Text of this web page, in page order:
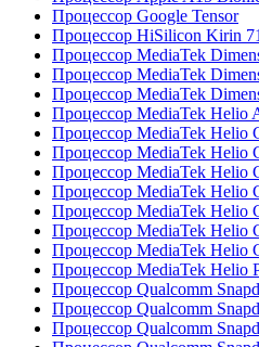
Процессор Google Tensor
Процессор HiSilicon Kirin
Процессор MediaTek
Процессор MediaTek
Процессор MediaTek
Процессор MediaTek Helio
Процессор MediaTek Helio
Процессор MediaTek Helio
Процессор MediaTek Helio
Процессор MediaTek Helio
Процессор MediaTek Helio
Процессор MediaTek Helio
Процессор MediaTek Helio
Процессор MediaTek Helio
Процессор Qualcomm
Процессор Qualcomm
Процессор Qualcomm